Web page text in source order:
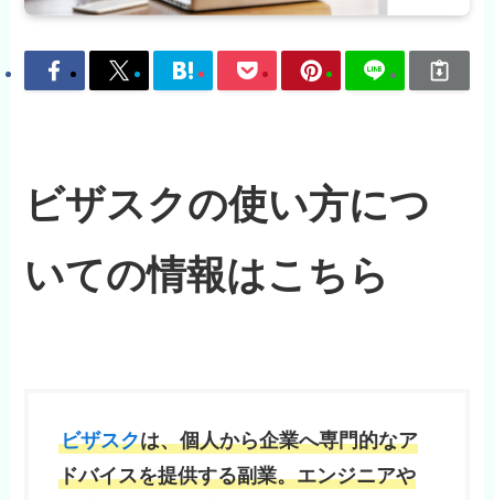
ビザスクの使い方につ
いての情報はこちら
ビザスクは、個人から企業へ専門的なア
ドバイスを提供する副業。エンジニアや